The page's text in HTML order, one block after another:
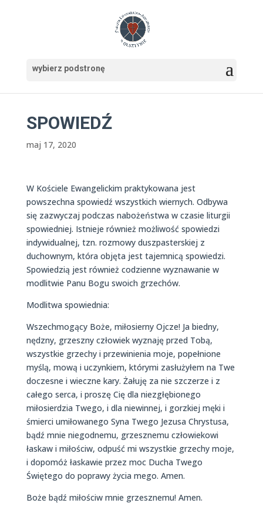
SPOWIEDŹ
maj 17, 2020
W Kościele Ewangelickim praktykowana jest
powszechna spowiedź wszystkich wiernych. Odbywa
się zazwyczaj podczas nabożeństwa w czasie liturgii
spowiedniej. Istnieje również możliwość spowiedzi
indywidualnej, tzn. rozmowy duszpasterskiej z
duchownym, która objęta jest tajemnicą spowiedzi.
Spowiedzią jest również codzienne wyznawanie w
modlitwie Panu Bogu swoich grzechów.
Modlitwa spowiednia:
Wszechmogący Boże, miłosierny Ojcze! Ja biedny,
nędzny, grzeszny człowiek wyznaję przed Tobą,
wszystkie grzechy i przewinienia moje, popełnione
myślą, mową i uczynkiem, którymi zasłużyłem na Twe
doczesne i wieczne kary. Żałuję za nie szczerze i z
całego serca, i proszę Cię dla niezgłębionego
miłosierdzia Twego, i dla niewinnej, i gorzkiej męki i
śmierci umiłowanego Syna Twego Jezusa Chrystusa,
bądź mnie niegodnemu, grzesznemu człowiekowi
łaskaw i miłościw, odpuść mi wszystkie grzechy moje,
i dopomóż łaskawie przez moc Ducha Twego
Świętego do poprawy życia mego. Amen.
Boże bądź miłościw mnie grzesznemu! Amen.